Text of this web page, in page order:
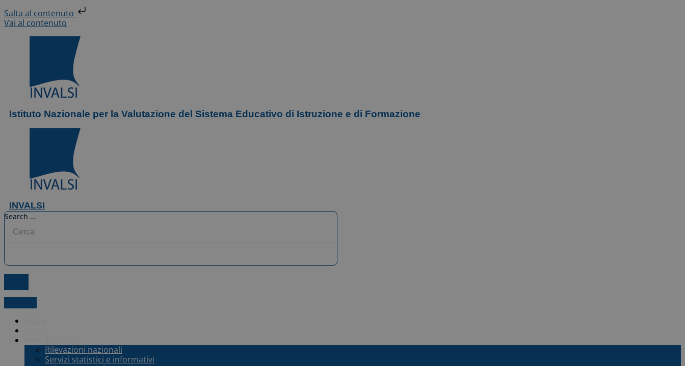
Salta al contenuto
Vai al contenuto
Istituto Nazionale per la Valutazione del Sistema Educativo di Istruzione e di Formazione
INVALSI
Search ...
Rilevazioni nazionali
Servizi statistici e informativi